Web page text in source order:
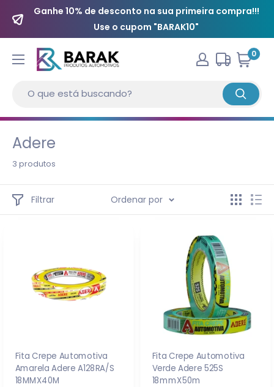
Ganhe 10% de desconto na sua primeira compra!!!
Use o cupom "BARAK10"
0
Adere
3 produtos
Filtrar Ordenar por
Fita Crepe Automotiva
Amarela Adere A128RA/S
18MMX40M
Fita Crepe Automotiva
Verde Adere 525S
18mmX50m